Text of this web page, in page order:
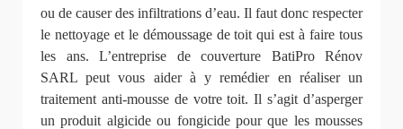
ou de causer des infiltrations d’eau. Il faut donc respecter
le nettoyage et le démoussage de toit qui est à faire tous
les ans. L’entreprise de couverture BatiPro Rénov
SARL peut vous aider à y remédier en réaliser un
traitement anti-mousse de votre toit. Il s’agit d’asperger
un produit algicide ou fongicide pour que les mousses